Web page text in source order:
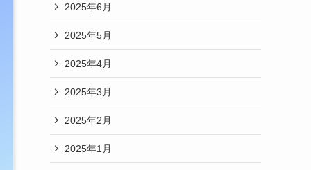
2025年6月
2025年5月
2025年4月
2025年3月
2025年2月
2025年1月